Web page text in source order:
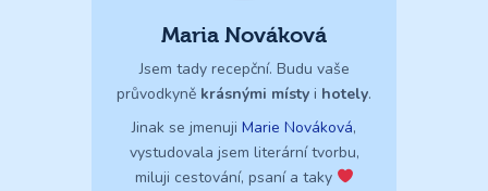
Maria Nováková
Jsem tady recepční. Budu vaše
průvodkyně krásnými místy i hotely.
Jinak se jmenuji Marie Nováková,
vystudovala jsem literární tvorbu,
miluji cestování, psaní a taky